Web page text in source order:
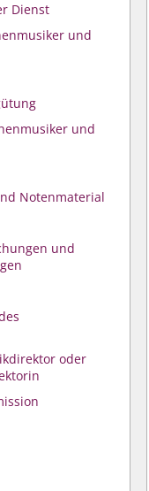
Dienst
und
und
Notenmaterial
und
oder